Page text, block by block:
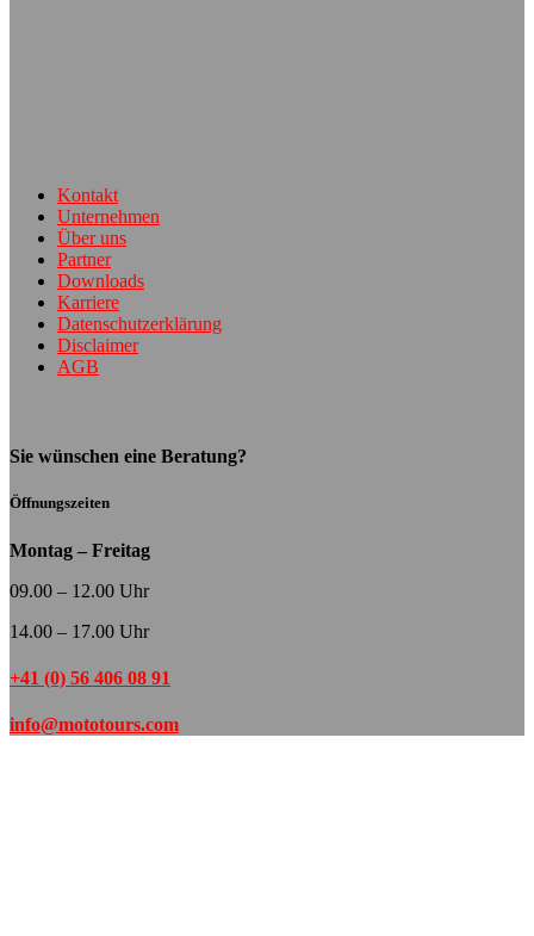
Kontakt
Unternehmen
Über uns
Partner
Downloads
Karriere
Datenschutzerklärung
Disclaimer
AGB
Sie wünschen eine Beratung?
Öffnungszeiten
Montag – Freitag
09.00 – 12.00 Uhr
14.00 – 17.00 Uhr
+41 (0) 56 406 08 91
info@mototours.com